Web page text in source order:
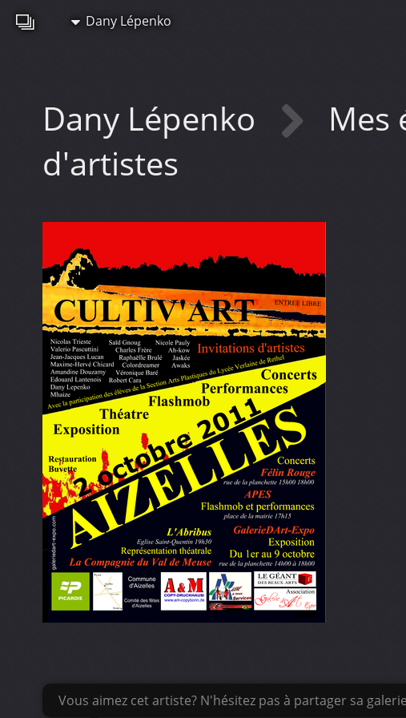
Dany Lépenko
Dany Lépenko Mes
d'artistes
Vous aimez cet artiste? N'hésitez pas à partager sa